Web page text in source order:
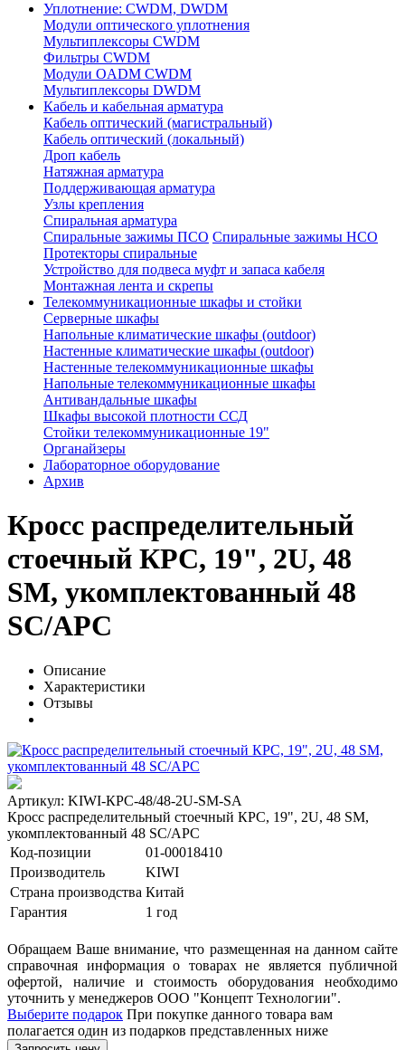
Уплотнение: CWDM, DWDM
Модули оптического уплотнения
Мультиплексоры CWDM
Фильтры CWDM
Модули OADM CWDM
Мультиплексоры DWDM
Кабель и кабельная арматура
Кабель оптический (магистральный)
Кабель оптический (локальный)
Дроп кабель
Натяжная арматура
Поддерживающая арматура
Узлы крепления
Спиральная арматура
Спиральные зажимы ПСО Спиральные зажимы НСО
Протекторы спиральные
Устройство для подвеса муфт и запаса кабеля
Монтажная лента и скрепы
Телекоммуникационные шкафы и стойки
Серверные шкафы
Напольные климатические шкафы (outdoor)
Настенные климатические шкафы (outdoor)
Настенные телекоммуникационные шкафы
Напольные телекоммуникационные шкафы
Антивандальные шкафы
Шкафы высокой плотности ССД
Стойки телекоммуникационные 19"
Органайзеры
Лабораторное оборудование
Архив
Кросс распределительный
стоечный КРС, 19", 2U, 48
SM, укомплектованный 48
SC/APC
Описание
Характеристики
Отзывы
Артикул: KIWI-КРС-48/48-2U-SM-SA
Кросс распределительный стоечный КРС, 19", 2U, 48 SM,
укомплектованный 48 SC/APC
Код-позиции
01-00018410
Производитель
KIWI
Страна производства Китай
Гарантия
1 год
Обращаем Ваше внимание, что размещенная на данном сайте
справочная информация о товарах не является публичной
офертой, наличие и стоимость оборудования необходимо
уточнить у менеджеров ООО "Концепт Технологии".
Выберите подарок При покупке данного товара вам
полагается один из подарков представленных ниже